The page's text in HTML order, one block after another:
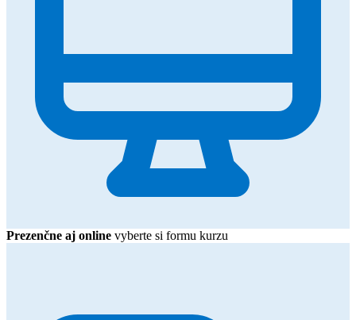
Prezenčne aj online vyberte si formu kurzu